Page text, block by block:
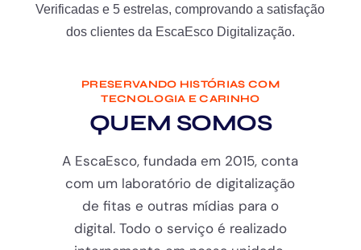
Verificadas e 5 estrelas, comprovando a satisfação
dos clientes da EscaEsco Digitalização.
PRESERVANDO HISTÓRIAS COM
TECNOLOGIA E CARINHO
QUEM SOMOS
A EscaEsco, fundada em 2015, conta
com um laboratório de digitalização
de fitas e outras mídias para o
digital. Todo o serviço é realizado